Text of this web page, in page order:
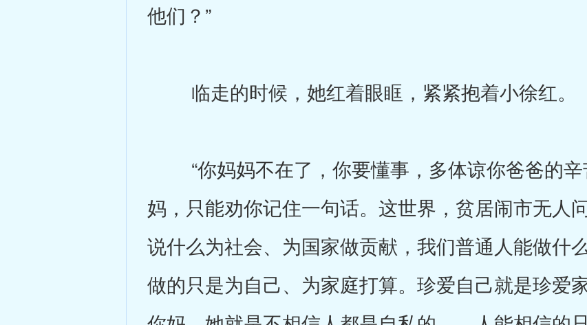
他们？”
临走的时候，她红着眼眶，紧紧抱着小徐红。
“你妈妈不在了，你要懂事，多体谅你爸爸的辛
妈，只能劝你记住一句话。这世界，贫居闹市无人
说什么为社会、为国家做贡献，我们普通人能做什
做的只是为自己、为家庭打算。珍爱自己就是珍爱